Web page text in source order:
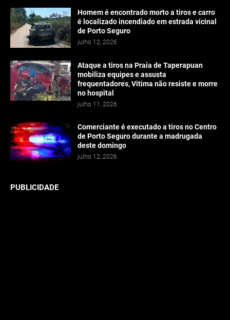
Homem é encontrado morto a tiros e carro
é localizado incendiado em estrada vicinal
de Porto Seguro
julho 12, 2026
Ataque a tiros na Praia de Taperapuan
mobiliza equipes e assusta
frequentadores, Vitima não resiste e morre
no hospital
julho 11, 2026
Comerciante é executado a tiros no Centro
de Porto Seguro durante a madrugada
deste domingo
julho 12, 2026
PUBLICIDADE